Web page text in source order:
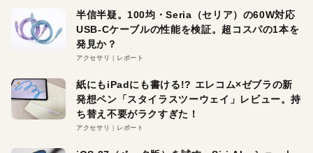
半信半疑。100均・Seria（セリア）の60W対応
USB-Cケーブルの性能を検証。超コスパの1本を
発見か？
アクセサリ レポート
紙にもiPadにも書ける!? エレコム×ゼブラの新
発想ペン「スタイラスツーウェイ」レビュー。持
ち替え不要がラクすぎた！
アクセサリ レポート